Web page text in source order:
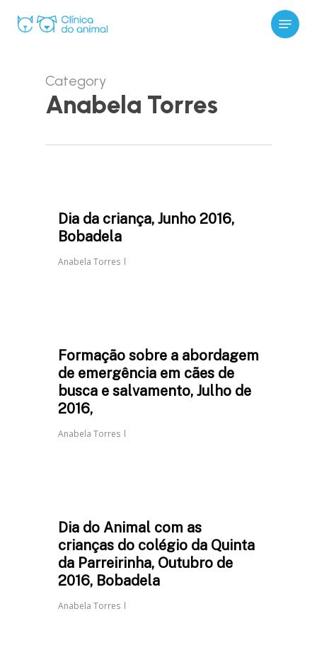
Menu
Category
Anabela Torres
Dia da criança, Junho 2016,
Bobadela
Anabela Torres
Formação sobre a abordagem
de emergência em cães de
busca e salvamento, Julho de
2016,
Anabela Torres
Dia do Animal com as
crianças do colégio da Quinta
da Parreirinha, Outubro de
2016, Bobadela
Anabela Torres